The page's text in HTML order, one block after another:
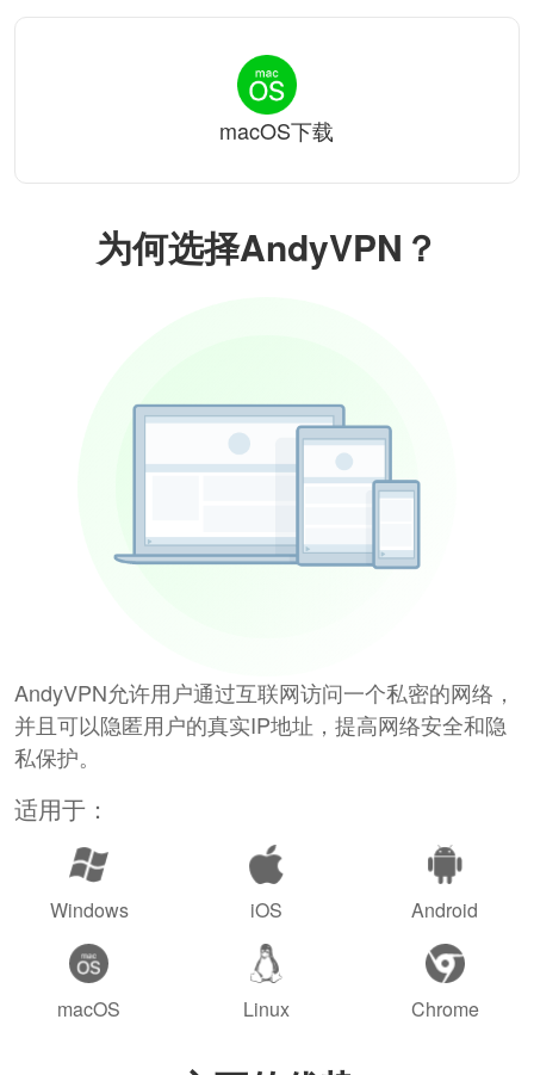
为何选择AndyVPN？
AndyVPN允许用户通过互联网访问一个私密的网络，
并且可以隐匿用户的真实IP地址，提高网络安全和隐
私保护。
适用于：
Windows iOS Android
macOS Linux Chrome
macOS下载